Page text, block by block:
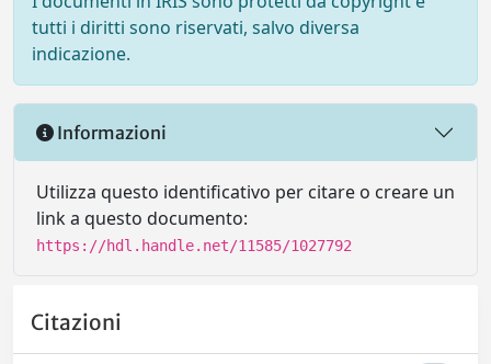
tutti i diritti sono riservati, salvo diversa
indicazione.
Informazioni
Utilizza questo identificativo per citare o creare un
link a questo documento:
https://hdl.handle.net/11585/1027792
Citazioni